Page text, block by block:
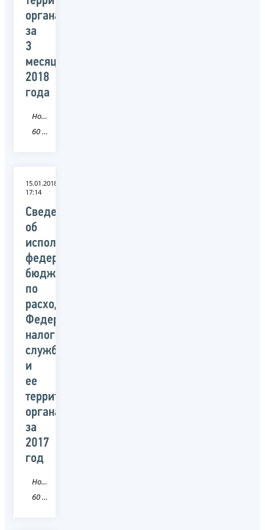
органами
за
3
месяца
2018
года
Новость
60 Псковская область
15.01.2018
17:14
Сведения
об
исполнении
федерального
бюджета
по
расходам
Федеральной
налоговой
службой
и
ее
территориальными
органами
за
2017
год
Новость
60 Псковская область